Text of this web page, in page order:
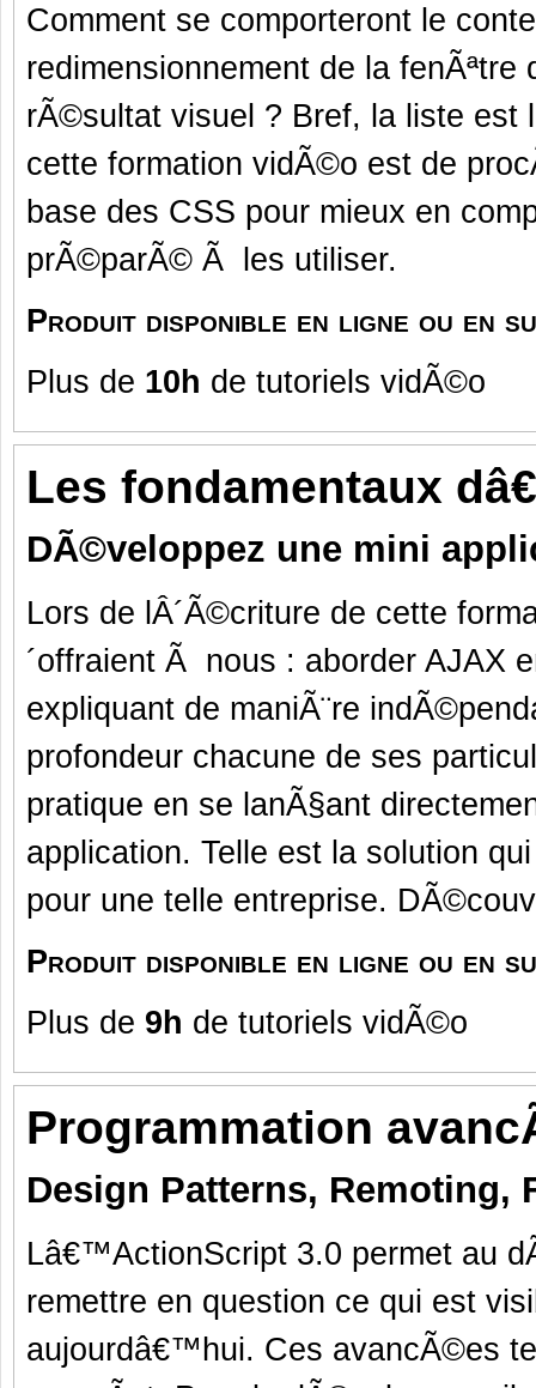
Comment se comporteront le
redimensionnement de la
rÃ©sultat visuel ? Bref, la liste
cette formation vidÃ©o est de
base des CSS pour mieux en
prÃ©parÃ© Ã les utiliser.
Produit disponible en ligne ou en
Plus de 10h de tutoriels vidÃ©o
Les fondamentaux
DÃ©veloppez une mini
Lors de lÂ´Ã©criture de cette
´offraient Ã nous : aborder AJAX
expliquant de maniÃ¨re
profondeur chacune de ses
pratique en se lanÃ§ant
application. Telle est la solution
pour une telle entreprise.
Produit disponible en ligne ou en
Plus de 9h de tutoriels vidÃ©o
Programmation
Design Patterns, Remoting,
Lâ€™ActionScript 3.0 permet au
remettre en question ce qui est
aujourdâ€™hui. Ces avancÃ©es